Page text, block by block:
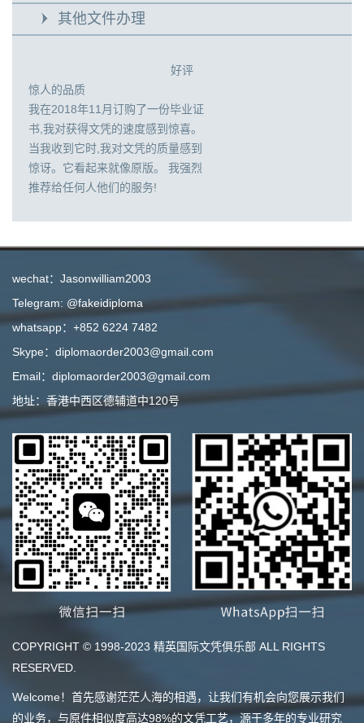
其他文件办理
好评
惊人的品质
我在2018年11月订购了一份毕业证
书,我对获得文凭的速度感到惊喜。
当我收到它时,我对文凭的质量感到
惊讶。它看起来就像原版。 我强烈
推荐给任何人他们的服务!
wechat：Jasonwilliam2003
Telegram: @fakeidiploma
whatsapp：+852 6224 7482
Skype：diplomaorder2003@gmail.com
Email：diplomaorder2003@gmail.com
地址：香港中西区德辅道中120号
COPYRIGHT © 1998-2023 精英国际文凭俱乐部 ALL RIGHTS
RESERVED.
Welcome！首先感谢茫茫人海的相遇，让我们有机会向您展示我们
的业务，与原件相似度高达98%的文凭工艺，源于多年的专业研究